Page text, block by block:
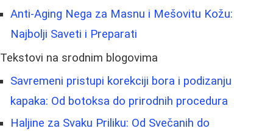
Anti-Aging Nega za Masnu i Mešovitu Kožu:
Najbolji Saveti i Preparati
Tekstovi na srodnim blogovima
Savremeni pristupi korekciji bora i podizanju
kapaka: Od botoksa do prirodnih procedura
Haljine za Svaku Priliku: Od Svečanih do